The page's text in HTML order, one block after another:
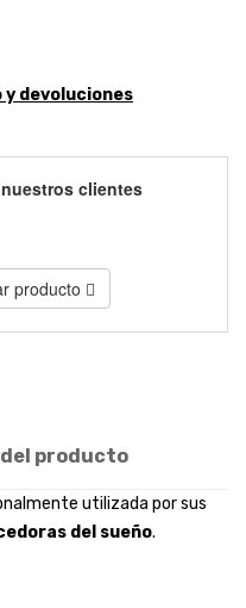
devoluciones
clientes
producto
producto
utilizada por sus
del sueño.